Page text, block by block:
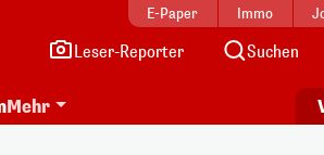
E-Paper Immo
Leser-Reporter Suchen
Mehr